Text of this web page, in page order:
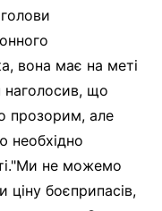
вона має на меті
наголосив, що
прозорим, але
необхідно
не можемо
ціну боєприпасів,